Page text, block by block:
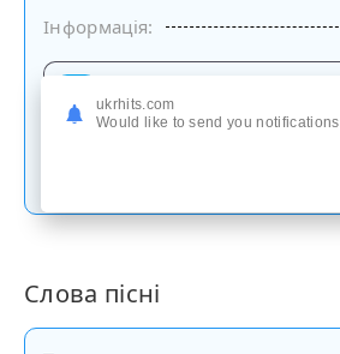
Інформація:
на сайті
Слова пісні
ukrhits.com
Would like to send you notifications